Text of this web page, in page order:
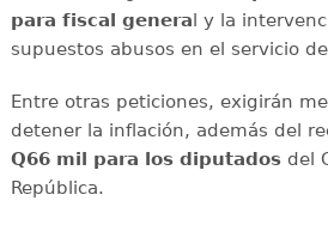
para fiscal general y la
supuestos abusos en el servicio de
Entre otras peticiones, exigirán
detener la inflación, además del
Q66 mil para los diputadosdel
República.